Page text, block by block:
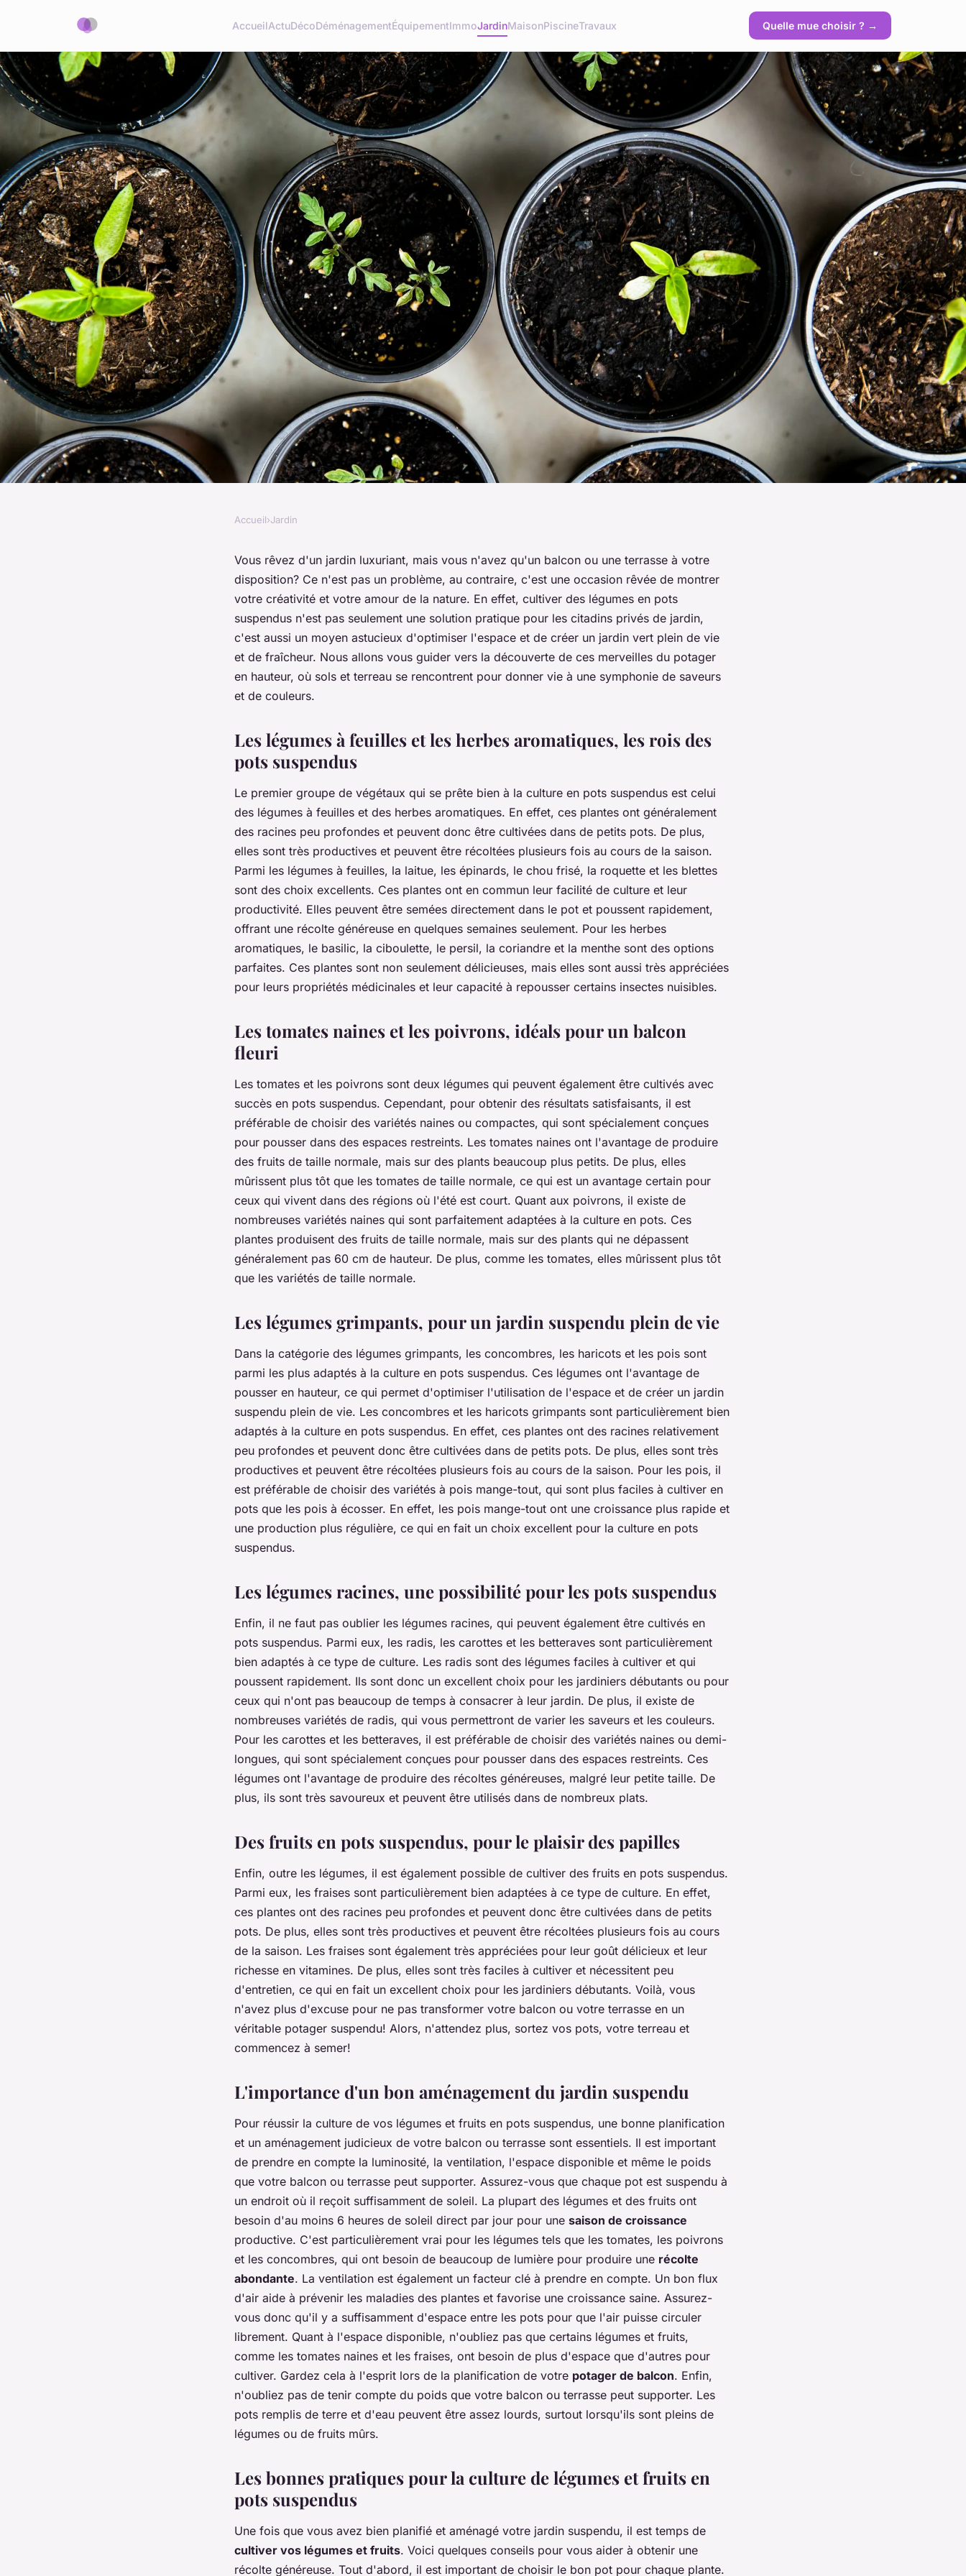
AccueilActuDécoDéménagementÉquipementImmoJardinMaisonPiscineTravaux Quelle mue choisir ? →
Quels légumes sont les plus adaptés
pour une culture en pots suspendus?
Accueil›Jardin
Vous rêvez d'un jardin luxuriant, mais vous n'avez qu'un balcon ou une terrasse à votre
disposition? Ce n'est pas un problème, au contraire, c'est une occasion rêvée de montrer
votre créativité et votre amour de la nature. En effet, cultiver des légumes en pots
suspendus n'est pas seulement une solution pratique pour les citadins privés de jardin,
c'est aussi un moyen astucieux d'optimiser l'espace et de créer un jardin vert plein de vie
et de fraîcheur. Nous allons vous guider vers la découverte de ces merveilles du potager
en hauteur, où sols et terreau se rencontrent pour donner vie à une symphonie de saveurs
et de couleurs.
Les légumes à feuilles et les herbes aromatiques, les rois des
pots suspendus
Le premier groupe de végétaux qui se prête bien à la culture en pots suspendus est celui
des légumes à feuilles et des herbes aromatiques. En effet, ces plantes ont généralement
des racines peu profondes et peuvent donc être cultivées dans de petits pots. De plus,
elles sont très productives et peuvent être récoltées plusieurs fois au cours de la saison.
Parmi les légumes à feuilles, la laitue, les épinards, le chou frisé, la roquette et les blettes
sont des choix excellents. Ces plantes ont en commun leur facilité de culture et leur
productivité. Elles peuvent être semées directement dans le pot et poussent rapidement,
offrant une récolte généreuse en quelques semaines seulement. Pour les herbes
aromatiques, le basilic, la ciboulette, le persil, la coriandre et la menthe sont des options
parfaites. Ces plantes sont non seulement délicieuses, mais elles sont aussi très appréciées
pour leurs propriétés médicinales et leur capacité à repousser certains insectes nuisibles.
Les tomates naines et les poivrons, idéals pour un balcon
fleuri
Les tomates et les poivrons sont deux légumes qui peuvent également être cultivés avec
succès en pots suspendus. Cependant, pour obtenir des résultats satisfaisants, il est
préférable de choisir des variétés naines ou compactes, qui sont spécialement conçues
pour pousser dans des espaces restreints. Les tomates naines ont l'avantage de produire
des fruits de taille normale, mais sur des plants beaucoup plus petits. De plus, elles
mûrissent plus tôt que les tomates de taille normale, ce qui est un avantage certain pour
ceux qui vivent dans des régions où l'été est court. Quant aux poivrons, il existe de
nombreuses variétés naines qui sont parfaitement adaptées à la culture en pots. Ces
plantes produisent des fruits de taille normale, mais sur des plants qui ne dépassent
généralement pas 60 cm de hauteur. De plus, comme les tomates, elles mûrissent plus tôt
que les variétés de taille normale.
Les légumes grimpants, pour un jardin suspendu plein de vie
Dans la catégorie des légumes grimpants, les concombres, les haricots et les pois sont
parmi les plus adaptés à la culture en pots suspendus. Ces légumes ont l'avantage de
pousser en hauteur, ce qui permet d'optimiser l'utilisation de l'espace et de créer un jardin
suspendu plein de vie. Les concombres et les haricots grimpants sont particulièrement bien
adaptés à la culture en pots suspendus. En effet, ces plantes ont des racines relativement
peu profondes et peuvent donc être cultivées dans de petits pots. De plus, elles sont très
productives et peuvent être récoltées plusieurs fois au cours de la saison. Pour les pois, il
est préférable de choisir des variétés à pois mange-tout, qui sont plus faciles à cultiver en
pots que les pois à écosser. En effet, les pois mange-tout ont une croissance plus rapide et
une production plus régulière, ce qui en fait un choix excellent pour la culture en pots
suspendus.
Les légumes racines, une possibilité pour les pots suspendus
Enfin, il ne faut pas oublier les légumes racines, qui peuvent également être cultivés en
pots suspendus. Parmi eux, les radis, les carottes et les betteraves sont particulièrement
bien adaptés à ce type de culture. Les radis sont des légumes faciles à cultiver et qui
poussent rapidement. Ils sont donc un excellent choix pour les jardiniers débutants ou pour
ceux qui n'ont pas beaucoup de temps à consacrer à leur jardin. De plus, il existe de
nombreuses variétés de radis, qui vous permettront de varier les saveurs et les couleurs.
Pour les carottes et les betteraves, il est préférable de choisir des variétés naines ou demi-
longues, qui sont spécialement conçues pour pousser dans des espaces restreints. Ces
légumes ont l'avantage de produire des récoltes généreuses, malgré leur petite taille. De
plus, ils sont très savoureux et peuvent être utilisés dans de nombreux plats.
Des fruits en pots suspendus, pour le plaisir des papilles
Enfin, outre les légumes, il est également possible de cultiver des fruits en pots suspendus.
Parmi eux, les fraises sont particulièrement bien adaptées à ce type de culture. En effet,
ces plantes ont des racines peu profondes et peuvent donc être cultivées dans de petits
pots. De plus, elles sont très productives et peuvent être récoltées plusieurs fois au cours
de la saison. Les fraises sont également très appréciées pour leur goût délicieux et leur
richesse en vitamines. De plus, elles sont très faciles à cultiver et nécessitent peu
d'entretien, ce qui en fait un excellent choix pour les jardiniers débutants. Voilà, vous
n'avez plus d'excuse pour ne pas transformer votre balcon ou votre terrasse en un
véritable potager suspendu! Alors, n'attendez plus, sortez vos pots, votre terreau et
commencez à semer!
L'importance d'un bon aménagement du jardin suspendu
Pour réussir la culture de vos légumes et fruits en pots suspendus, une bonne planification
et un aménagement judicieux de votre balcon ou terrasse sont essentiels. Il est important
de prendre en compte la luminosité, la ventilation, l'espace disponible et même le poids
que votre balcon ou terrasse peut supporter. Assurez-vous que chaque pot est suspendu à
un endroit où il reçoit suffisamment de soleil. La plupart des légumes et des fruits ont
besoin d'au moins 6 heures de soleil direct par jour pour une saison de croissance
productive. C'est particulièrement vrai pour les légumes tels que les tomates, les poivrons
et les concombres, qui ont besoin de beaucoup de lumière pour produire une récolte
abondante. La ventilation est également un facteur clé à prendre en compte. Un bon flux
d'air aide à prévenir les maladies des plantes et favorise une croissance saine. Assurez-
vous donc qu'il y a suffisamment d'espace entre les pots pour que l'air puisse circuler
librement. Quant à l'espace disponible, n'oubliez pas que certains légumes et fruits,
comme les tomates naines et les fraises, ont besoin de plus d'espace que d'autres pour
cultiver. Gardez cela à l'esprit lors de la planification de votre potager de balcon. Enfin,
n'oubliez pas de tenir compte du poids que votre balcon ou terrasse peut supporter. Les
pots remplis de terre et d'eau peuvent être assez lourds, surtout lorsqu'ils sont pleins de
légumes ou de fruits mûrs.
Les bonnes pratiques pour la culture de légumes et fruits en
pots suspendus
Une fois que vous avez bien planifié et aménagé votre jardin suspendu, il est temps de
cultiver vos légumes et fruits. Voici quelques conseils pour vous aider à obtenir une
récolte généreuse. Tout d'abord, il est important de choisir le bon pot pour chaque plante.